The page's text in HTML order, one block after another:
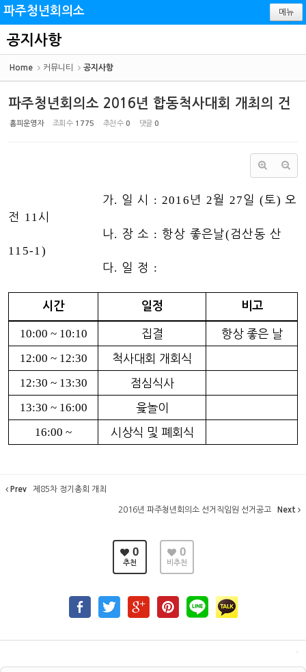
파주청년회의소 메뉴
공지사항
Home 커뮤니티 공지사항
파주청년회의소 2016년 합동척사대회 개최의 건
홈피운영자 조회 수 1775 추천 수 0 댓글 0
가. 일 시 : 2016 년 2월 27일(토 )오
전 11시
나. 장 소 : 항상 좋은날(검산동 산
115-1)
다. 일 정 :
시간 일정 비고
10:00 ~ 10:10 집결 항상 좋은 날
12:00 ~ 12:30 척사대회 개회식
12:30 ~ 13:30 점심식사
13:30 ~ 16:00 윷놀이
16:00 ~ 시상식 및 폐회식
Prev 제85차 정기총회 개최
2016년 파주청년회의소 선거직임원 선거공고 Next
0
추천
0
비추천